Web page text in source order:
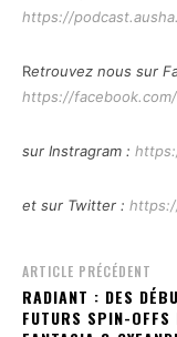
https://
Retrouvez nous sur
https://facebook.com/
sur Instragram :
et sur Twitter :
ARTICLE PRÉCÉDENT
RADIANT : DES
FUTURS SPIN-OFFS